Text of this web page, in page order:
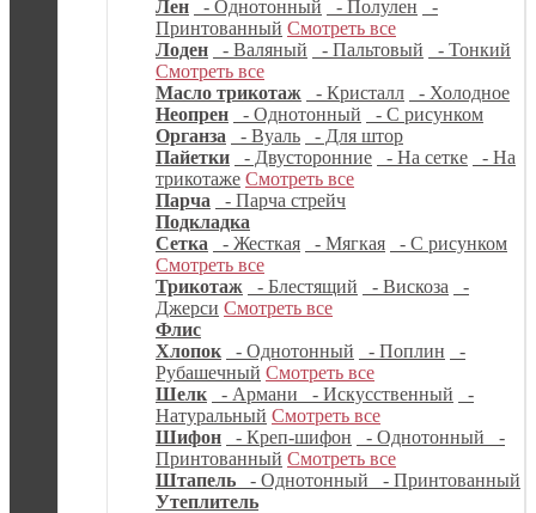
Лен
- Однотонный - Полулен
-
Принтованный Смотреть все
Лоден
- Валяный - Пальтовый
- Тонкий
Смотреть все
Масло трикотаж
- Кристалл
- Холодное
Неопрен
- Однотонный
- С рисунком
Органза
- Вуаль
- Для штор
Пайетки
- Двусторонние - На сетке
- На
трикотаже Смотреть все
Парча
- Парча стрейч
Подкладка
Сетка
- Жесткая - Мягкая
- С рисунком
Смотреть все
Трикотаж
- Блестящий - Вискоза
-
Джерси Смотреть все
Флис
Хлопок
- Однотонный - Поплин
-
Рубашечный Смотреть все
Шелк
- Армани - Искусственный
-
Натуральный Смотреть все
Шифон
- Креп-шифон - Однотонный
-
Принтованный Смотреть все
Штапель
- Однотонный
- Принтованный
Утеплитель